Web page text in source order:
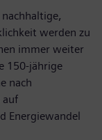
werden zu
immer weiter
150-jährige
nach
auf
Energiewandel